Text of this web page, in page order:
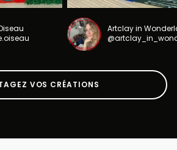
Artclay in
VOS CRÉATIONS